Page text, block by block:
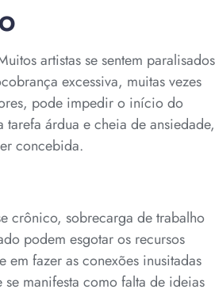
artistas se sentem paralisados
excessiva, muitas vezes
pode impedir o início do
árdua e cheia de ansiedade,
concebida.
crônico, sobrecarga de trabalho
podem esgotar os recursos
em fazer as conexões inusitadas
se manifesta como falta de ideias